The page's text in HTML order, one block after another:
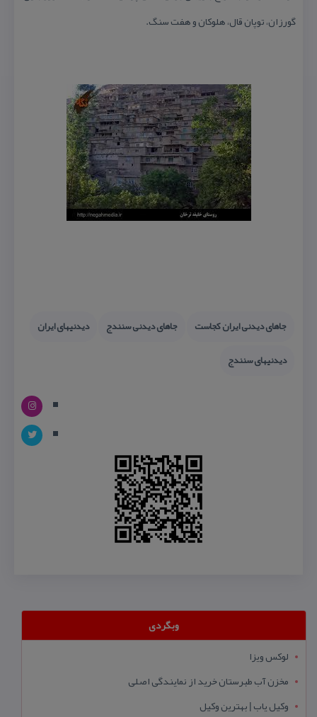
گورزان، توپان قال، هلوكان و هفت سنگ.
جاهای دیدنی ایران كجاست جاهای دیدنی سنندج
دیدنیهای ایران
دیدنیهای سنندج
وبگردی
لوکس ویزا
مخزن آب طبرستان خرید از نمایندگی اصلی
وکیل یاب | بهترین وکیل